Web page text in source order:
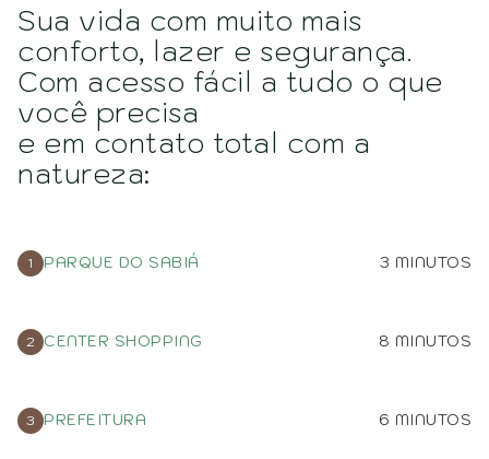
+ DE 4.000.000 M² DE ÁREAS VERDES EM NOSSOS
LOTEAMENTOS
EM + DE 70 CIDADES
Sua vida com muito mais
conforto, lazer e segurança.
Com acesso fácil a tudo o que
você precisa
e em contato total com a
natureza:
PARQUE DO SABIÁ 3 MINUTOS
CENTER SHOPPING 8 MINUTOS
PREFEITURA 6 MINUTOS